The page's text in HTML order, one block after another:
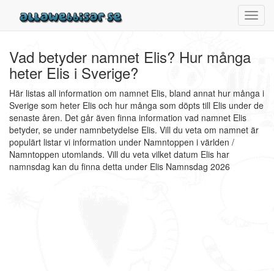
Vad betyder namnet Elis? Hur många
heter Elis i Sverige?
Här listas all information om namnet Elis, bland annat hur många i
Sverige som heter Elis och hur många som döpts till Elis under de
senaste åren. Det går även finna information vad namnet Elis
betyder, se under namnbetydelse Elis. Vill du veta om namnet är
populärt listar vi information under Namntoppen i världen /
Namntoppen utomlands. Vill du veta vilket datum Elis har
namnsdag kan du finna detta under Elis Namnsdag 2026